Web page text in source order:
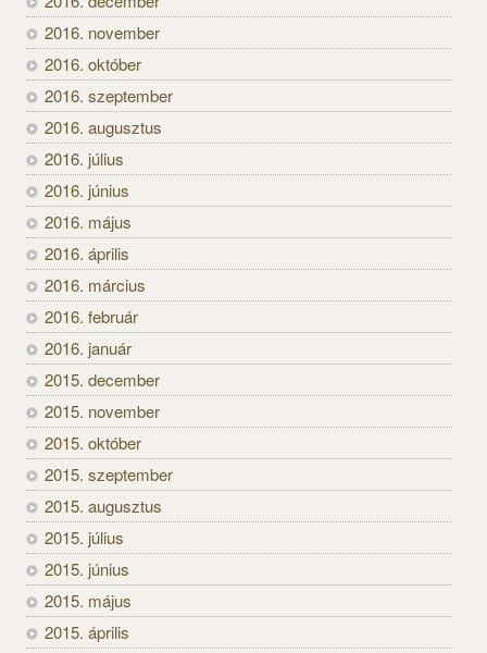
2016. november
2016. október
2016. szeptember
2016. augusztus
2016. július
2016. június
2016. május
2016. április
2016. március
2016. február
2016. január
2015. december
2015. november
2015. október
2015. szeptember
2015. augusztus
2015. július
2015. június
2015. május
2015. április